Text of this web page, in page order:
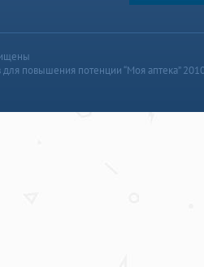
для повышения потенции “Моя аптека”